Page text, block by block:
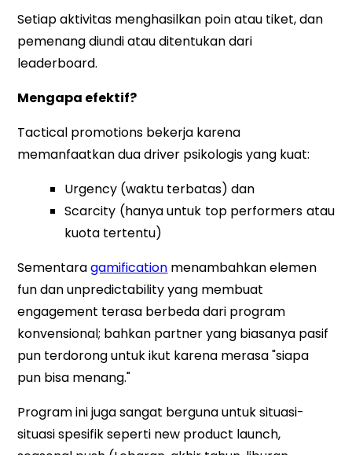
Setiap aktivitas menghasilkan poin atau tiket, dan
pemenang diundi atau ditentukan dari
leaderboard.
Mengapa efektif?
Tactical promotions bekerja karena
memanfaatkan dua driver psikologis yang kuat:
Urgency (waktu terbatas) dan
Scarcity (hanya untuk top performers atau
kuota tertentu)
Sementaragamification menambahkan elemen
fun dan unpredictability yang membuat
engagement terasa berbeda dari program
konvensional; bahkan partner yang biasanya pasif
pun terdorong untuk ikut karena merasa "siapa
pun bisa menang."
Program ini juga sangat berguna untuk situasi-
situasi spesifik seperti new product launch,